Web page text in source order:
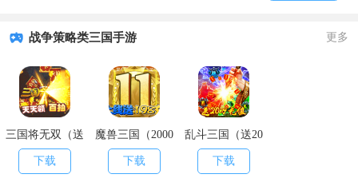
战争策略类三国手游 更多
三国将无双（送
充值永抽）
下载
魔兽三国（2000
欧皇抽）
下载
乱斗三国（送20
万充值）
下载